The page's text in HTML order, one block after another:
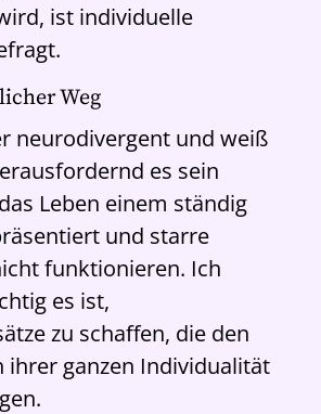
ist individuelle
Weg
neurodivergent und weiß
es sein
Leben einem ständig
und starre
funktionieren. Ich
es ist,
zu schaffen, die den
ihrer ganzen Individualität